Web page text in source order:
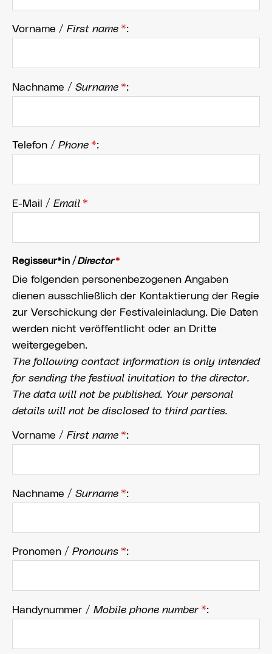
Vorname / First name *:
Nachname / Surname *:
Telefon / Phone *:
E-Mail / Email *
Regisseur*in /Director*
Die folgenden personenbezogenen Angaben
dienen ausschließlich der Kontaktierung der Regie
zur Verschickung der Festivaleinladung. Die Daten
werden nicht veröffentlicht oder an Dritte
weitergegeben.
The following contact information is only intended
for sending the festival invitation to the director.
The data will not be published. Your personal
details will not be disclosed to third parties.
Vorname / First name *:
Nachname / Surname *:
Pronomen / Pronouns *:
Handynummer / Mobile phone number *: